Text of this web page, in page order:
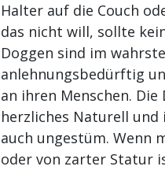
Halter auf die Couch
das nicht will, sollte
Doggen sind im
anlehnungsbedürftig
an ihren Menschen.
herzliches Naturell
auch ungestüm. Wenn
oder von zarter Statur